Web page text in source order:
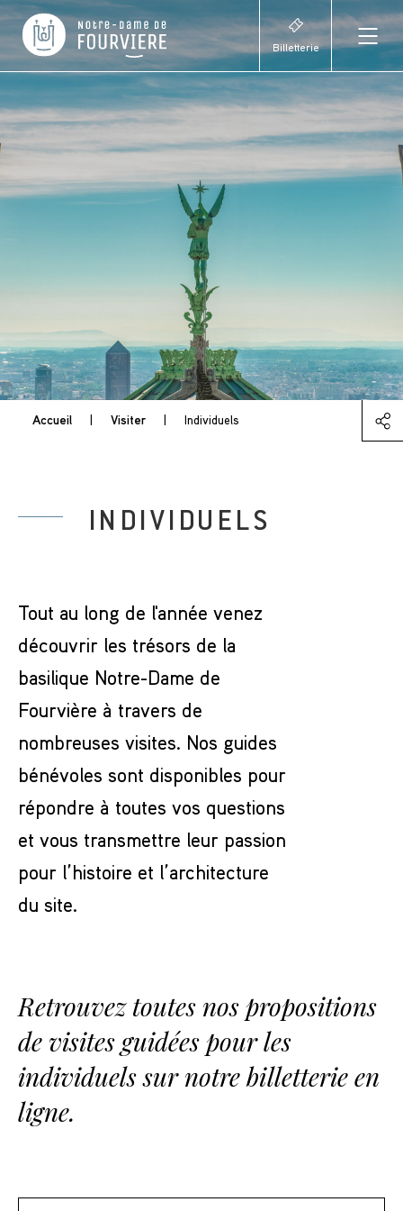
Billetterie
Accueil | Visiter | Individuels
INDIVIDUELS
Tout au long de l'année venez
découvrir les trésors de la
basilique Notre-Dame de
Fourvière à travers de
nombreuses visites. Nos guides
bénévoles sont disponibles pour
répondre à toutes vos questions
et vous transmettre leur passion
pour l’histoire et l’architecture
du site.
Retrouvez toutes nos propositions
de visites guidées pour les
individuels sur notre billetterie en
ligne.